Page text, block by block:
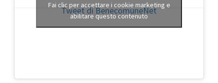
Tweet di BenecomuneNet
Fai clic per accettare i cookie marketing e
abilitare questo contenuto